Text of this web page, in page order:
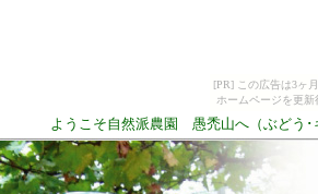
[PR] この広告は3ヶ
ホームページを更
ようこそ自然派農園 愚禿山へ（ぶどう･キウ